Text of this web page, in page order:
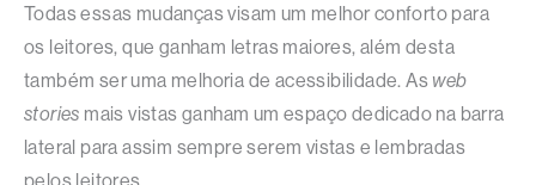
Todas essas mudanças visam um melhor conforto para
os leitores, que ganham letras maiores, além desta
também ser uma melhoria de acessibilidade. As web
stories mais vistas ganham um espaço dedicado na barra
lateral para assim sempre serem vistas e lembradas